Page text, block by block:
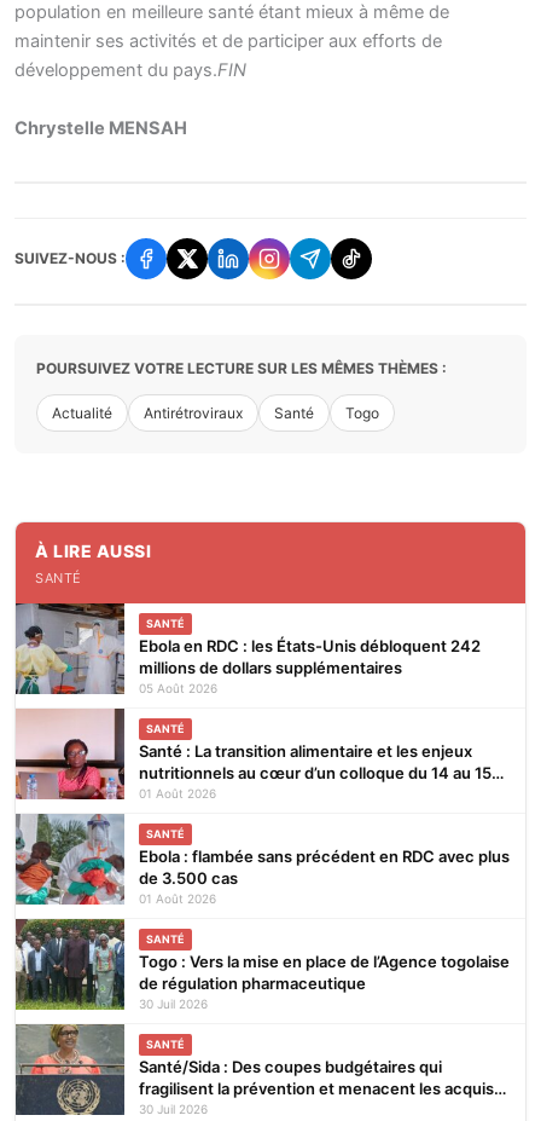
population en meilleure santé étant mieux à même de
maintenir ses activités et de participer aux efforts de
développement du pays.FIN
Chrystelle MENSAH
SUIVEZ-NOUS :
POURSUIVEZ VOTRE LECTURE SUR LES MÊMES THÈMES :
Actualité Antirétroviraux Santé Togo
À LIRE AUSSI
SANTÉ
SANTÉ
Ebola en RDC : les États-Unis débloquent 242
millions de dollars supplémentaires
05 Août 2026
SANTÉ
Santé : La transition alimentaire et les enjeux
nutritionnels au cœur d’un colloque du 14 au 15
août 2026 à Lomé
01 Août 2026
SANTÉ
Ebola : flambée sans précédent en RDC avec plus
de 3.500 cas
01 Août 2026
SANTÉ
Togo : Vers la mise en place de l’Agence togolaise
de régulation pharmaceutique
30 Juil 2026
SANTÉ
Santé/Sida : Des coupes budgétaires qui
fragilisent la prévention et menacent les acquis
(ONUSIDA)
30 Juil 2026